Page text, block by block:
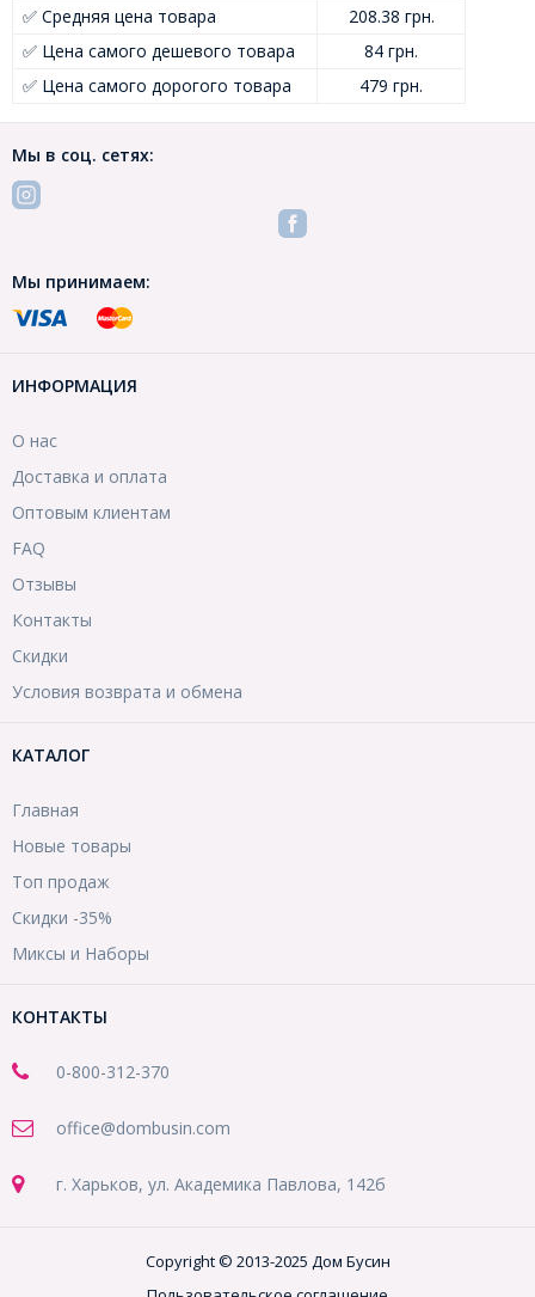
✅ Средняя цена товара
208.38 грн.
✅ Цена самого дешевого товара
84 грн.
✅ Цена самого дорогого товара
479 грн.
Мы в соц. сетях:
Мы принимаем:
ИНФОРМАЦИЯ
О нас
Доставка и оплата
Оптовым клиентам
FAQ
Отзывы
Контакты
Скидки
Условия возврата и обмена
КАТАЛОГ
Главная
Новые товары
Топ продаж
Скидки -35%
Миксы и Наборы
КОНТАКТЫ
0-800-312-370
office@dombusin.com
г. Харьков, ул. Академика Павлова, 142б
Copyright © 2013-2025 Дом Бусин